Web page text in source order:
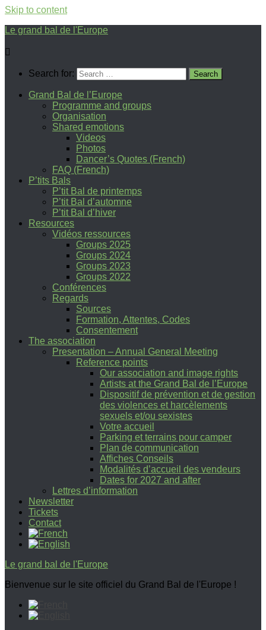
Skip to content
Le grand bal de l'Europe
Search for:
Grand Bal de l’Europe
Programme and groups
Organisation
Shared emotions
Videos
Photos
Dancer’s Quotes (French)
FAQ (French)
P’tits Bals
P’tit Bal de printemps
P’tit Bal d’automne
P’tit Bal d’hiver
Resources
Vidéos ressources
Groups 2025
Groups 2024
Groups 2023
Groups 2022
Conférences
Regards
Sources
Formation, Attentes, Codes
Consentement
The association
Presentation – Annual General Meeting
Reference points
Our association and image rights
Artists at the Grand Bal de l’Europe
Dispositif de prévention et de gestion
des violences et harcèlements
sexuels et/ou sexistes
Votre accueil
Parking et terrains pour camper
Plan de communication
Affiches Conseils
Modalités d’accueil des vendeurs
Dates for 2027 and after
Lettres d’information
Newsletter
Tickets
Contact
Le grand bal de l'Europe
Bienvenue sur le site officiel du Grand Bal de l'Europe !